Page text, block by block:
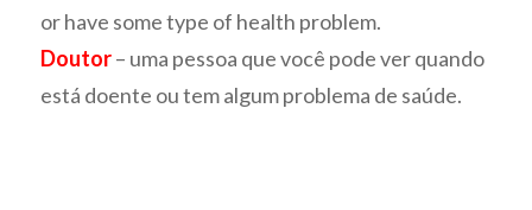
or have some type of health problem.
Doutor– uma pessoa que você pode ver quando
está doente ou tem algum problema de saúde.